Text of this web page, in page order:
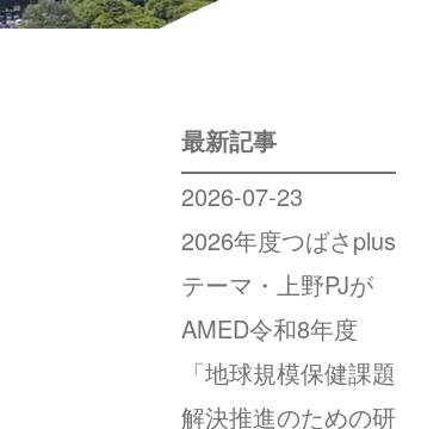
最新記事
2026-07-23
2026年度つばさplus
テーマ・上野PJが
AMED令和8年度
「地球規模保健課題
解決推進のための研